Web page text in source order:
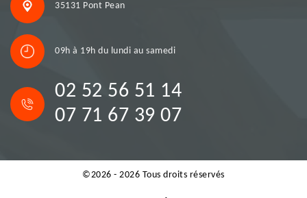
35131 Pont Pean
09h à 19h du lundi au samedi
02 52 56 51 14
07 71 67 39 07
©2026 - 2026 Tous droits réservés